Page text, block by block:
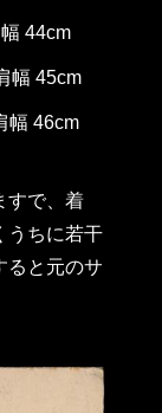
44cm
幅 45cm
幅 46cm
すで、着
うちに若干
ると元のサ